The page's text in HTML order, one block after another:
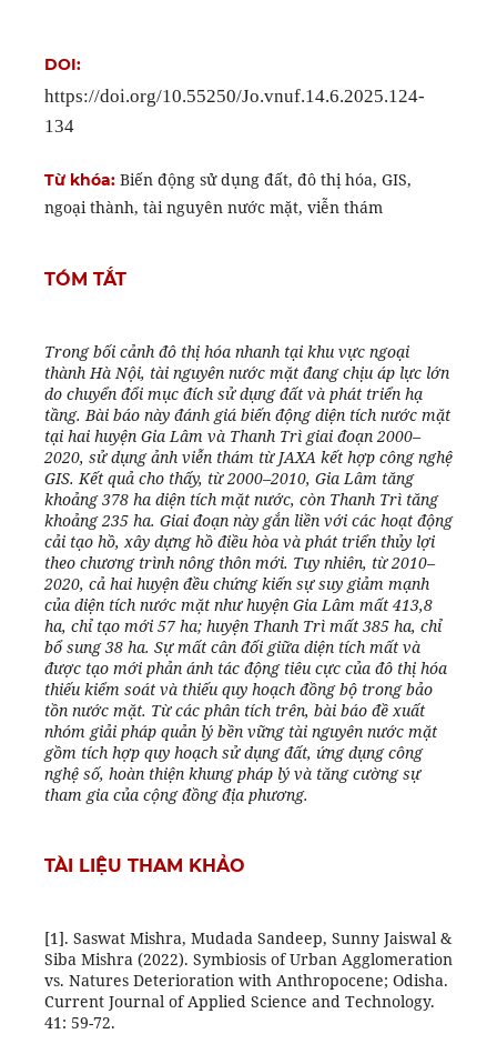
DOI:
https://doi.org/10.55250/Jo.vnuf.14.6.2025.124-
134
Từ khóa: Biến động sử dụng đất, đô thị hóa, GIS,
ngoại thành, tài nguyên nước mặt, viễn thám
TÓM TẮT
Trong bối cảnh đô thị hóa nhanh tại khu vực ngoại
thành Hà Nội, tài nguyên nước mặt đang chịu áp lực lớn
do chuyển đổi mục đích sử dụng đất và phát triển hạ
tầng. Bài báo này đánh giá biến động diện tích nước mặt
tại hai huyện Gia Lâm và Thanh Trì giai đoạn 2000–
2020, sử dụng ảnh viễn thám từ JAXA kết hợp công nghệ
GIS. Kết quả cho thấy, từ 2000–2010, Gia Lâm tăng
khoảng 378 ha diện tích mặt nước, còn Thanh Trì tăng
khoảng 235 ha. Giai đoạn này gắn liền với các hoạt động
cải tạo hồ, xây dựng hồ điều hòa và phát triển thủy lợi
theo chương trình nông thôn mới. Tuy nhiên, từ 2010–
2020, cả hai huyện đều chứng kiến sự suy giảm mạnh
của diện tích nước mặt như huyệnGia Lâm mất 413,8
ha, chỉ tạo mới 57 ha; huyện Thanh Trì mất 385 ha, chỉ
bổ sung 38 ha. Sự mất cân đối giữa diện tích mất và
được tạo mới phản ánh tác động tiêu cực của đô thị hóa
thiếu kiểm soát và thiếu quy hoạch đồng bộ trong bảo
tồn nước mặt. Từ các phân tích trên, bài báo đề xuất
nhóm giải pháp quản lý bền vững tài nguyên nước mặt
gồm tích hợp quy hoạch sử dụng đất, ứng dụng công
nghệ số, hoàn thiện khung pháp lý và tăng cường sự
tham gia của cộng đồng địa phương.
TÀI LIỆU THAM KHẢO
[1]. Saswat Mishra, Mudada Sandeep, Sunny Jaiswal &
Siba Mishra (2022). Symbiosis of Urban Agglomeration
vs. Natures Deterioration with Anthropocene; Odisha.
Current Journal of Applied Science and Technology.
41: 59-72.